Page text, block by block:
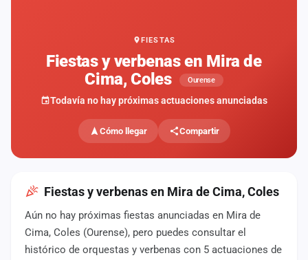
FIESTAS
Fiestas y verbenas en Mira de
Cima, Coles
Ourense
Todavía no hay próximas actuaciones anunciadas
Cómo llegar Compartir
Fiestas y verbenas en Mira de Cima, Coles
Aún no hay próximas fiestas anunciadas en Mira de
Cima, Coles (Ourense), pero puedes consultar el
histórico de orquestas y verbenas con 5 actuaciones de
Componentes
Agencias
Rankings
Vídeos
Anuncios